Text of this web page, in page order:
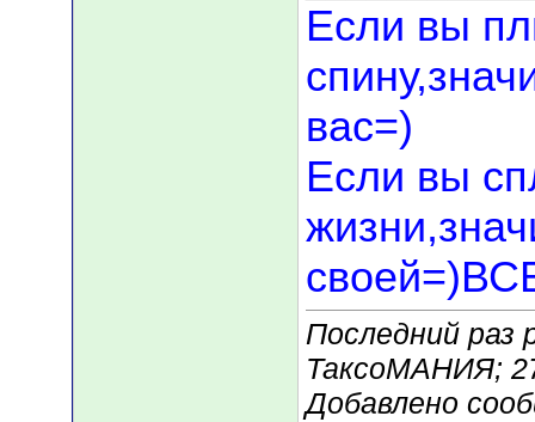
Если вы
вас=)
Если вы
Последний раз
ТаксоМАНИЯ;
Добавлено